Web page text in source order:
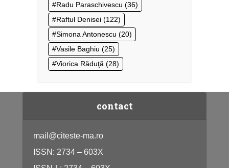
Radu Paraschivescu (36)
Raftul Denisei (122)
Simona Antonescu (20)
Vasile Baghiu (25)
Viorica Răduţă (28)
contact
mail@citeste-ma.ro
ISSN: 2734 – 603X